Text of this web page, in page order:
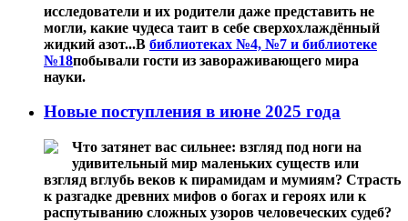
исследователи и их родители даже представить не
могли, какие чудеса таит в себе сверхохлаждённый
жидкий азот...В библиотеках №4, №7 и библиотеке
№18побывали гости из завораживающего мира
науки.
Новые поступления в июне 2025 года
Что затянет вас сильнее: взгляд под ноги на
удивительный мир маленьких существ или
взгляд вглубь веков к пирамидам и мумиям? Страсть
к разгадке древних мифов о богах и героях или к
распутыванию сложных узоров человеческих судеб?